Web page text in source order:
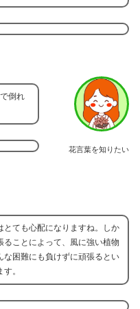
花言葉を知りたい
倒れ
とても心配になりますね。しか
ることによって、風に強い植物
な困難にも負けずに頑張るとい
。